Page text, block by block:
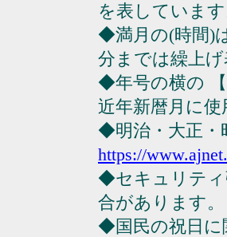
を表しています
◆満月の(時間)
分までは繰上げ
◆年号の横の
近年新暦月に
◆明治・大正・
https://
◆セキュリティ
合があります。
◆国民の祝日に